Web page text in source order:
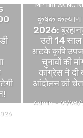
MP BREAKING
कृषक कल्याण
2026:
उठी 14
अटके कृषि
चुनावों की
कांग्रेस ने दी
आंदोलन की
Admin - 01/08/